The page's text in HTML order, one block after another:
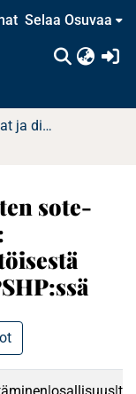
Selaa Osuvaa
Pro gradu -tutkielmat ja diplomityöt
sote-